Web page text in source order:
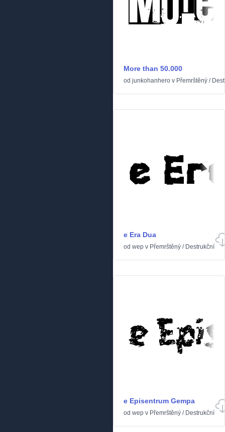
More than 50.000
od junkohanhero v Přemrštěný /
e Era Dua
od wep v Přemrštěný / Destrukční
e Episentrum Gempa
od wep v Přemrštěný / Destrukční